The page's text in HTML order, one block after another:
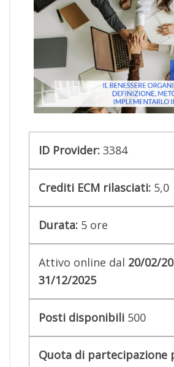
ID Provider: 3384
Crediti ECM rilasciati: 5,0
Durata: 5 ore
Attivo online dal 20/02/
31/12/2025
Posti disponibili 500
Quota di partecipazione